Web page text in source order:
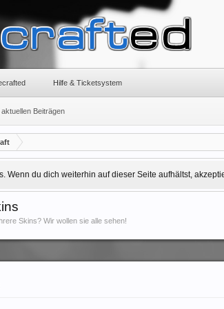
Wenn du dich weiterhin auf dieser Seite aufhältst,
Skins? Wir wollen sie alle sehen!
Beiträgen
Hilfe & Ticketsystem